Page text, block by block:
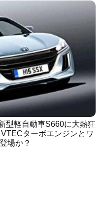
型軽自動車S660に大熱狂
ターボエンジンとワ
場か？